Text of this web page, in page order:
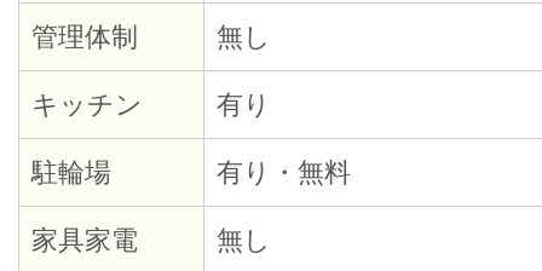
管理体制 無し
キッチン 有り
駐輪場 有り・無料
家具家電 無し